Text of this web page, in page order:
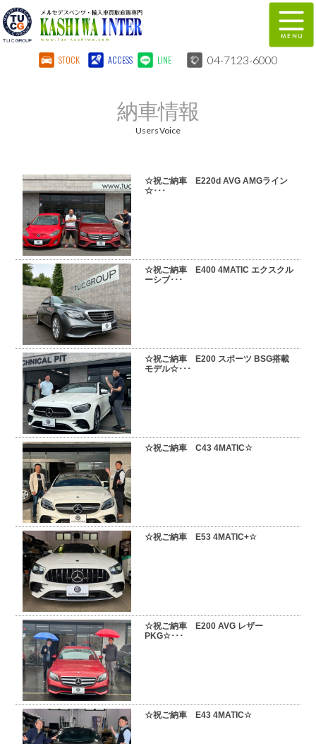
STOCK ACCESS LINE 04-7123-6000
全国納車
注文販売
柏インター買取事業部
リクルート
会社概要
スタッフブログ
ホーム
納車情報
Users Voice
☆祝ご納車 E220d AVG AMGライン
☆･･･
☆祝ご納車 E400 4MATIC エクスクル
ーシブ･･･
☆祝ご納車 E200 スポーツ BSG搭載
モデル☆･･･
☆祝ご納車 C43 4MATIC☆
☆祝ご納車 E53 4MATIC+☆
☆祝ご納車 E200 AVG レザー
PKG☆･･･
☆祝ご納車 E43 4MATIC☆